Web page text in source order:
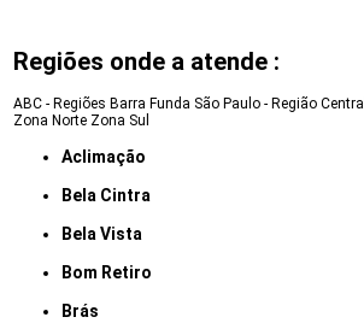
Regiões onde a atende :
ABC - Regiões Barra Funda São Paulo - Região Central
Zona Norte Zona Sul
Aclimação
Bela Cintra
Bela Vista
Bom Retiro
Brás